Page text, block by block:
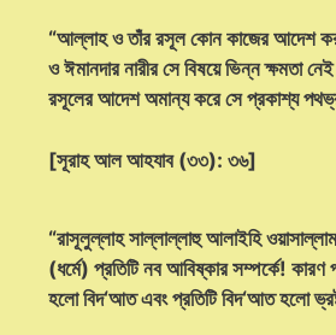
“আল্লাহ ও তাঁর রসূল কোন কাজের আদেশ
ও ঈমানদার নারীর সে বিষয়ে ভিন্ন ক্ষমতা
রসূলের আদেশ অমান্য করে সে প্রকাশ্য
[সূরাহ আল আহযাব (৩৩): ৩৬]
“রাসূলুল্লাহ সাল্লাল্লাহু আলাইহি
(ধর্মে) প্রতিটি নব আবিষ্কার সম্পর্কে! কারণ
হলো বিদ‘আত এবং প্রতিটি বিদ‘আত হলো